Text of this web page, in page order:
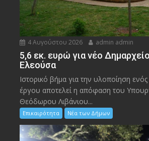
4 Αυγούστου 2026 admin admin
5,6 εκ. ευρώ για νέο
Ελεούσα
Ιστορικό βήμα για την υλοποίηση
έργου αποτελεί η απόφαση του
Θεόδωρου Λιβάνιου...
Επικαιρότητα Νέα των Δήμων